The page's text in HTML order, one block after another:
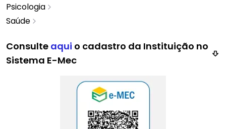
Psicologia
Saúde
Consulte aqui o cadastro da Instituição no
Sistema E-Mec